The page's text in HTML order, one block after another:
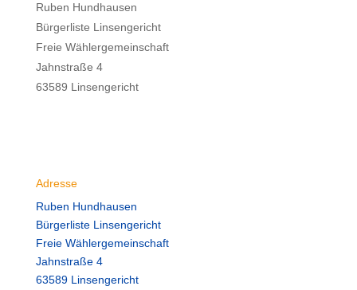
Ruben Hundhausen
Bürgerliste Linsengericht
Freie Wählergemeinschaft
Jahnstraße 4
63589 Linsengericht
Adresse
Ruben Hundhausen
Bürgerliste Linsengericht
Freie Wählergemeinschaft
Jahnstraße 4
63589 Linsengericht